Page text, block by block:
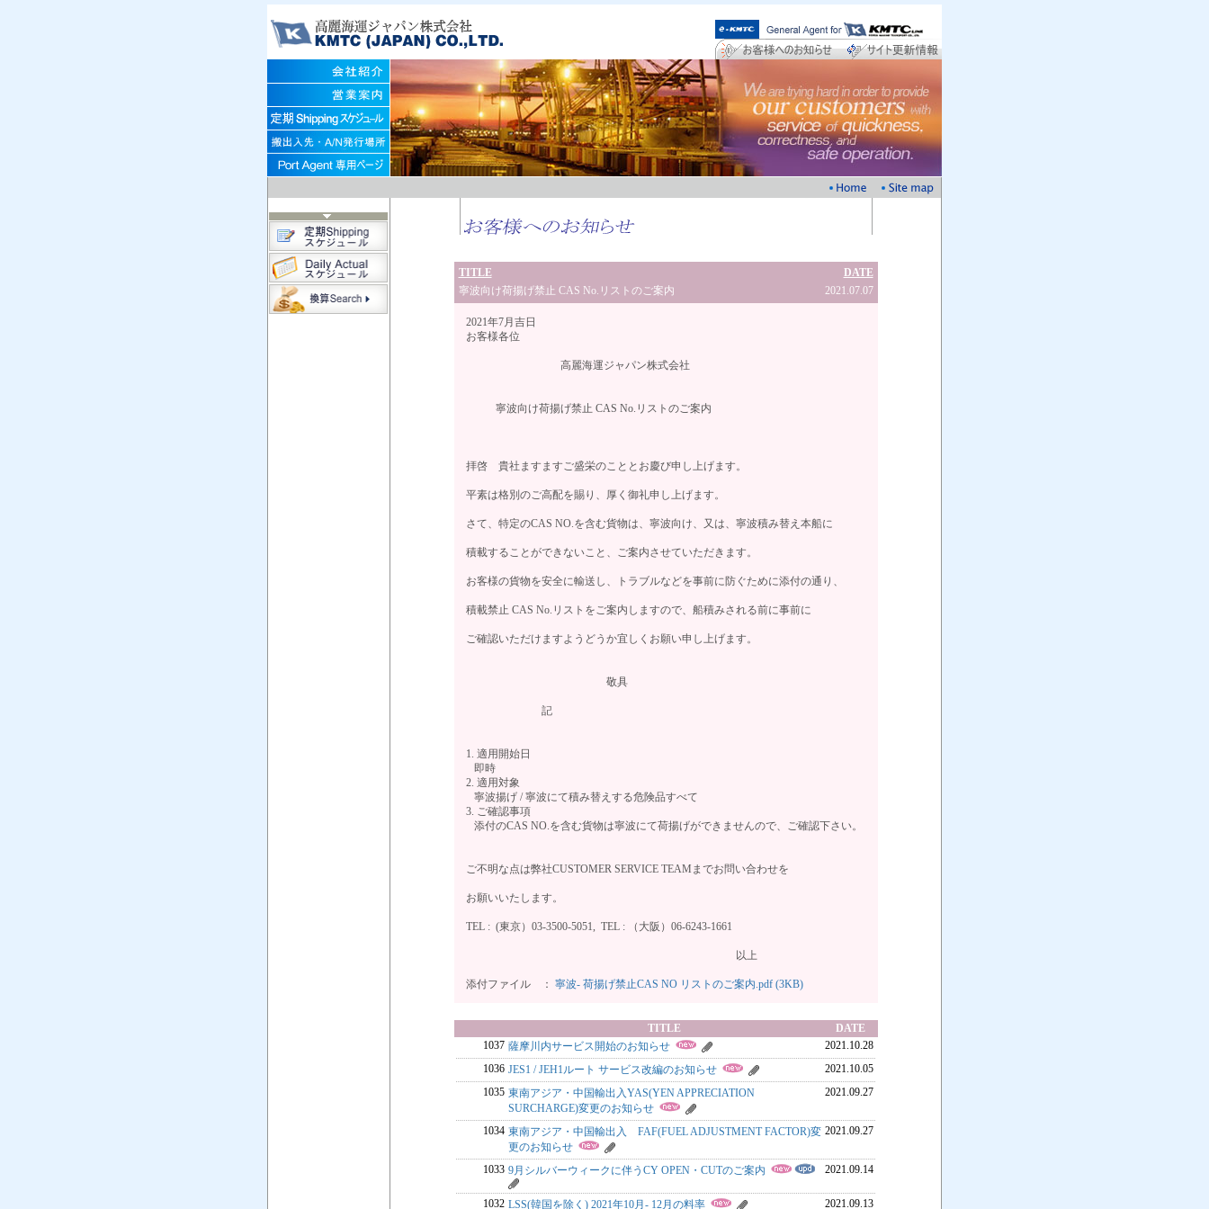
TITLE
DATE
寧波向け荷揚げ禁止 CAS No.リストのご案内
2021.07.07
2021年7月吉日
お客様各位
高麗海運ジャパン株式会社
寧波向け荷揚げ禁止 CAS No.リストのご案内
拝啓 貴社ますますご盛栄のこととお慶び申し上げます。
平素は格別のご高配を賜り、厚く御礼申し上げます。
さて、特定のCAS NO.を含む貨物は、寧波向け、又は、寧波積み替え本船に
積載することができないこと、ご案内させていただきます。
お客様の貨物を安全に輸送し、トラブルなどを事前に防ぐために添付の通り、
積載禁止 CAS No.リストをご案内しますので、船積みされる前に事前に
ご確認いただけますようどうか宜しくお願い申し上げます。
敬具
記
1. 適用開始日
即時
2. 適用対象
寧波揚げ / 寧波にて積み替えする危険品すべて
3. ご確認事項
添付のCAS NO.を含む貨物は寧波にて荷揚げができませんので、ご確認下さい。
ご不明な点は弊社CUSTOMER SERVICE TEAMまでお問い合わせを
お願いいたします。
TEL : (東京）03-3500-5051, TEL : （大阪）06-6243-1661
以上
添付ファイル ： 寧波- 荷揚げ禁止CAS NO リストのご案内.pdf (3KB)
TITLE
DATE
1037 薩摩川内サービス開始のお知らせ
2021.10.28
1036 JES1 / JEH1ルート サービス改編のお知らせ
2021.10.05
1035 東南アジア・中国輸出入YAS(YEN APPRECIATION
SURCHARGE)変更のお知らせ
2021.09.27
1034 東南アジア・中国輸出入 FAF(FUEL ADJUSTMENT FACTOR)変
更のお知らせ
2021.09.27
1033 9月シルバーウィークに伴うCY OPEN・CUTのご案内 2021.09.14
1032 LSS(韓国を除く) 2021年10月- 12月の料率 2021.09.13